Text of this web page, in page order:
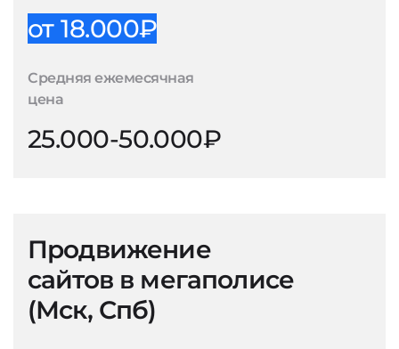
от 18.000₽
Средняя ежемесячная
цена
25.000-50.000₽
Продвижение
сайтов в мегаполисе
(Мск, Спб)